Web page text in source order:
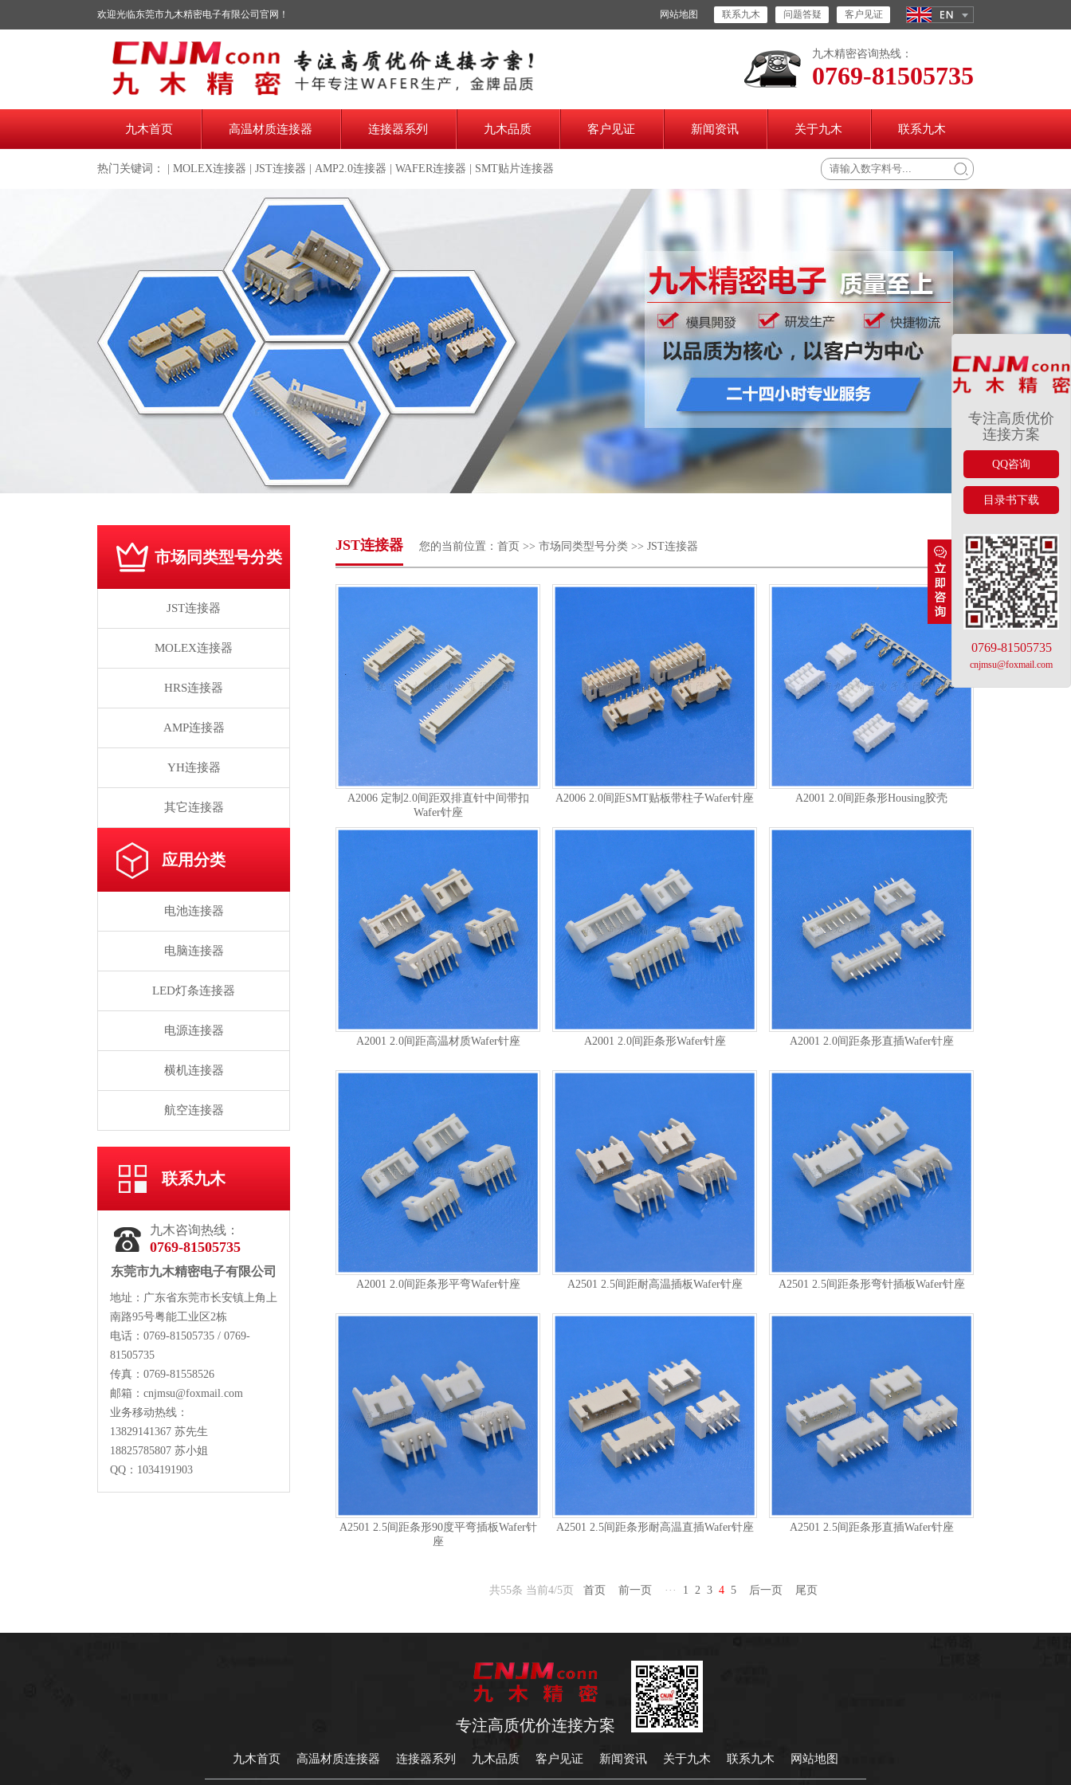
专注高质优价
连接方案
QQ咨询
目录书下载
0769-81505735
cnjmsu@foxmail.com
欢迎光临东莞市九木精密电子有限公司官网！ 联系九木 问题答疑 客户见证
网站地图
九木精密咨询热线：
0769-81505735
九木首页 高温材质连接器 连接器系列 九木品质 客户见证 新闻资讯 关于九木 联系九木
热门关键词： | MOLEX连接器 JST连接器 AMP2.0连接器 WAFER连接器 SMT贴片连接器
市场同类型号分类
JST连接器
MOLEX连接器
HRS连接器
AMP连接器
YH连接器
其它连接器
应用分类
电池连接器
电脑连接器
LED灯条连接器
电源连接器
横机连接器
航空连接器
联系九木
九木咨询热线：
0769-81505735
东莞市九木精密电子有限公司
地址：广东省东莞市长安镇上角上
南路95号粤能工业区2栋
电话：0769-81505735 / 0769-
81505735
传真：0769-81558526
邮箱： cnjmsu@foxmail.com
业务移动热线：
13829141367 苏先生
18825785807 苏小姐
QQ： 1034191903
JST连接器 您的当前位置： 首页 >> 市场同类型号分类 >> JST连接器
A2006 定制2.0间距双排直针中间带扣
Wafer针座
A2006 2.0间距SMT贴板带柱子Wafer针座 A2001 2.0间距条形Housing胶壳
A2001 2.0间距高温材质Wafer针座 A2001 2.0间距条形Wafer针座 A2001 2.0间距条形直插Wafer针座
A2001 2.0间距条形平弯Wafer针座 A2501 2.5间距耐高温插板Wafer针座 A2501 2.5间距条形弯针插板Wafer针座
A2501 2.5间距条形90度平弯插板Wafer针
座
A2501 2.5间距条形耐高温直插Wafer针座 A2501 2.5间距条形直插Wafer针座
共55条 当前4/5页 首页 前一页 ··· 1 2 3 4 5 后一页 尾页
专注高质优价连接方案
九木首页 高温材质连接器 连接器系列 九木品质 客户见证 新闻资讯 关于九木 联系九木 网站地图